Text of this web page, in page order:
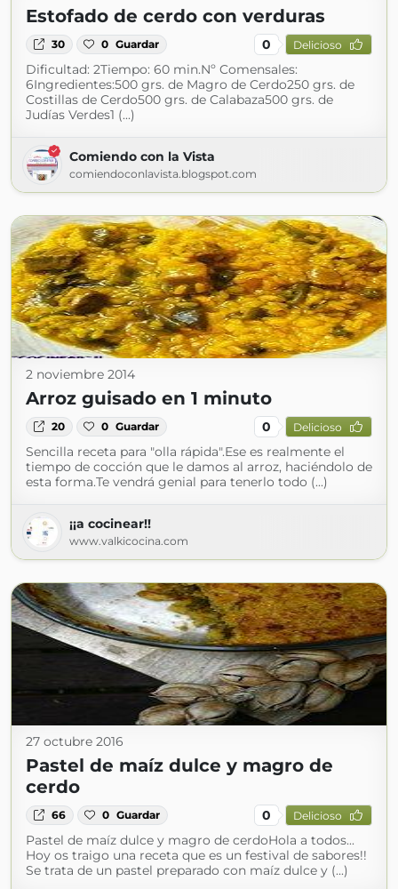
Estofado de cerdo con verduras
30 0 Guardar 0 Delicioso
Dificultad: 2Tiempo: 60 min.Nº Comensales:
6Ingredientes:500 grs. de Magro de Cerdo250 grs. de
Costillas de Cerdo500 grs. de Calabaza500 grs. de
Judías Verdes1 (...)
Comiendo con la Vista
comiendoconlavista.blogspot.com
2 noviembre 2014
Arroz guisado en 1 minuto
20 0 Guardar 0 Delicioso
Sencilla receta para "olla rápida".Ese es realmente el
tiempo de cocción que le damos al arroz, haciéndolo de
esta forma.Te vendrá genial para tenerlo todo (...)
¡¡a cocinear!!
www.valkicocina.com
27 octubre 2016
Pastel de maíz dulce y magro de
cerdo
66 0 Guardar 0 Delicioso
Pastel de maíz dulce y magro de cerdoHola a todos...
Hoy os traigo una receta que es un festival de sabores!!
Se trata de un pastel preparado con maíz dulce y (...)